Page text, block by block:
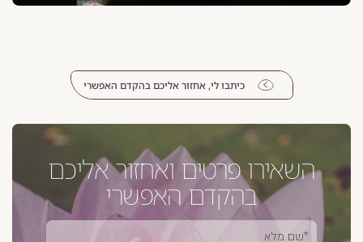
כיתבו לי, אחזור אליכם בהקדם האפשרי
השאירו פרטים ואחזור אליכם
בהקדם האפשרי